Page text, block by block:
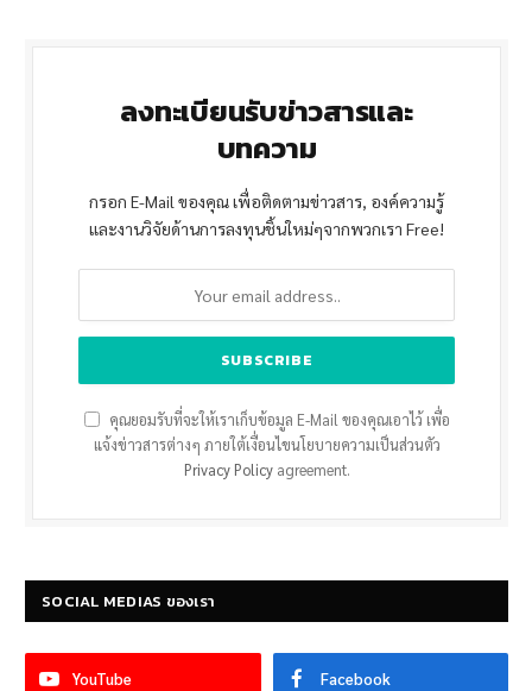
ลงทะเบียนรับข่าวสารและ
บทความ
กรอก E-Mail ของคุณ เพื่อติดตามข่าวสาร, องค์ความรู้
และงานวิจัยด้านการลงทุนชิ้นใหม่ๆจากพวกเรา Free!
คุณยอมรับที่จะให้เราเก็บข้อมูล E-Mail ของคุณเอาไว้ เพื่อ
แจ้งข่าวสารต่างๆ ภายใต้เงื่อนไขนโยบายความเป็นส่วนตัว
Privacy Policyagreement.
SOCIAL MEDIAS ของเรา
YouTube Facebook